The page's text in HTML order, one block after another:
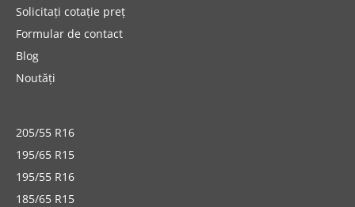
Solicitați cotație preț
Formular de contact
Blog
Noutăți
205/55 R16
195/65 R15
195/55 R16
185/65 R15